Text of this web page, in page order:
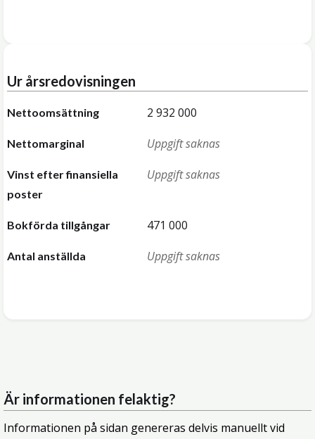
Ur årsredovisningen
Nettoomsättning 2 932 000
Nettomarginal Uppgift saknas
Vinst efter finansiella
poster
Uppgift saknas
Bokförda tillgångar 471 000
Antal anställda Uppgift saknas
Är informationen felaktig?
Informationen på sidan genereras delvis manuellt vid